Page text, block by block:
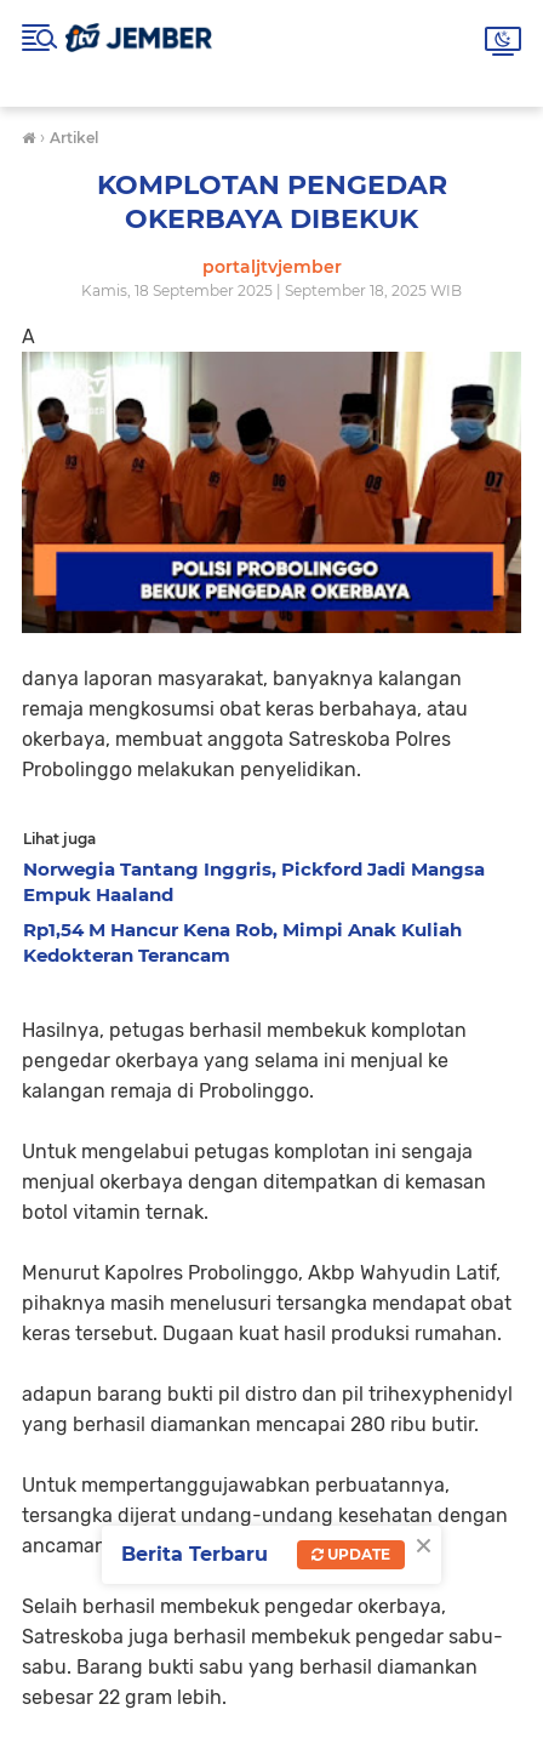
› Artikel
KOMPLOTAN PENGEDAR
OKERBAYA DIBEKUK
portaljtvjember
Kamis, 18 September 2025 | September 18, 2025 WIB
A
danya laporan masyarakat, banyaknya kalangan
remaja mengkosumsi obat keras berbahaya, atau
okerbaya, membuat anggota Satreskoba Polres
Probolinggo melakukan penyelidikan.
Lihat juga
Norwegia Tantang Inggris, Pickford Jadi Mangsa
Empuk Haaland
Rp1,54 M Hancur Kena Rob, Mimpi Anak Kuliah
Kedokteran Terancam
Hasilnya, petugas berhasil membekuk komplotan
pengedar okerbaya yang selama ini menjual ke
kalangan remaja di Probolinggo.
Untuk mengelabui petugas komplotan ini sengaja
menjual okerbaya dengan ditempatkan di kemasan
botol vitamin ternak.
Menurut Kapolres Probolinggo, Akbp Wahyudin Latif,
pihaknya masih menelusuri tersangka mendapat obat
keras tersebut. Dugaan kuat hasil produksi rumahan.
adapun barang bukti pil distro dan pil trihexyphenidyl
yang berhasil diamankan mencapai 280 ribu butir.
Untuk mempertanggujawabkan perbuatannya,
tersangka dijerat undang-undang kesehatan dengan
ancaman hukuman 5 tahun penjara.
Selaih berhasil membekuk pengedar okerbaya,
Satreskoba juga berhasil membekuk pengedar sabu-
sabu. Barang bukti sabu yang berhasil diamankan
sebesar 22 gram lebih.
×
Berita Terbaru UPDATE